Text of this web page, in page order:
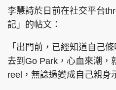
李慧詩於日前在社交平台
記」的帖文：
「出門前，已經知道自己
去到Go Park，心血來潮，
reel，無諗過變成自己親身